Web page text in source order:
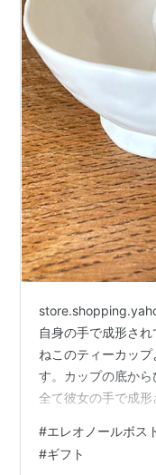
自身の手で成形され
ねこのティーカッ
す。カップの底か
全て彼女の手で成
自身の手で成形され
#エレオノールボス
#ギフト